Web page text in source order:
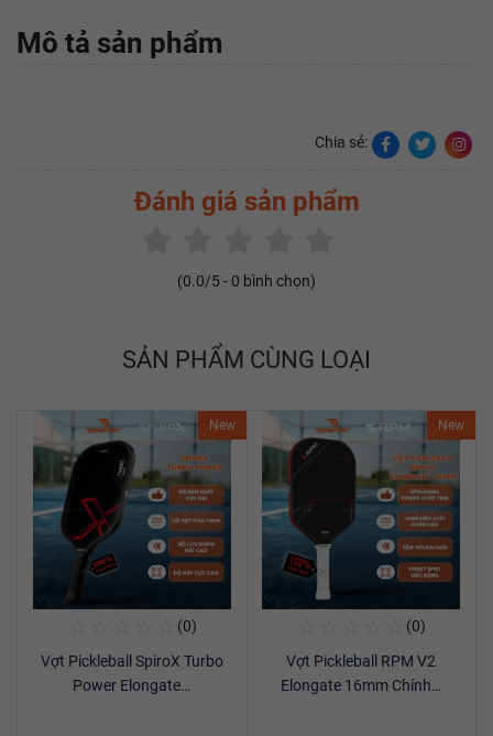
Mô tả sản phẩm
Chia sẻ:
Đánh giá sản phẩm
(0.0/5 - 0 bình chọn)
SẢN PHẨM CÙNG LOẠI
New
Xem chi tiết
(0)
Vợt Pickleball SpiroX Turbo
Power Elongate…
New
(0)
Vợt Pickleball RPM V2
Elongate 16mm Chính…